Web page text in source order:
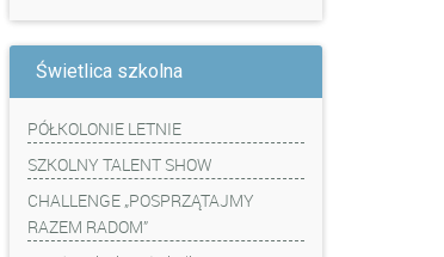
Świetlica szkolna
PÓŁKOLONIE LETNIE
SZKOLNY TALENT SHOW
CHALLENGE „POSPRZĄTAJMY
RAZEM RADOM”